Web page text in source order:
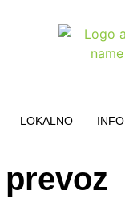
LOKALNO INFO